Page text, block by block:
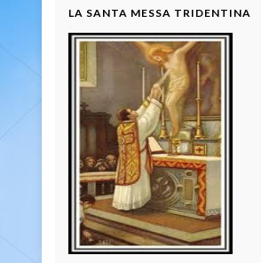
LA SANTA MESSA TRIDENTINA